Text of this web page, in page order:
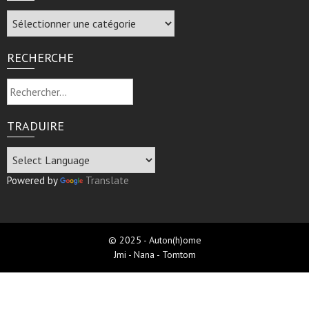
Archive
RECHERCHE
Rechercher :
TRADUIRE
Powered by Translate
© 2025 - Auton(h)ome
Jmi - Nana - Tomtom